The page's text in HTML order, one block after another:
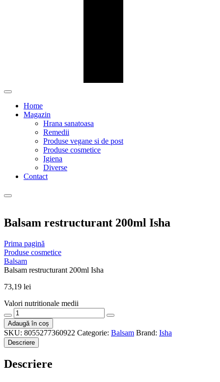
Home
Magazin
Hrana sanatoasa
Remedii
Produse vegane si de post
Produse cosmetice
Igiena
Diverse
Contact
Balsam restructurant 200ml Isha
Prima pagină
Produse cosmetice
Balsam
Balsam restructurant 200ml Isha
73,19 lei
Valori nutritionale medii
Cantitate
Balsam
restructurant
200ml
Isha
Adaugă în coș
SKU: 8055277360922 Categorie: Balsam Brand: Isha
Descriere
Descriere